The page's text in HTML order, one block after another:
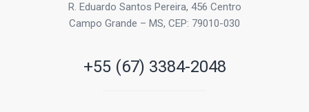
R. Eduardo Santos Pereira, 456 Centro
Campo Grande – MS, CEP: 79010-030
+55 (67) 3384-2048